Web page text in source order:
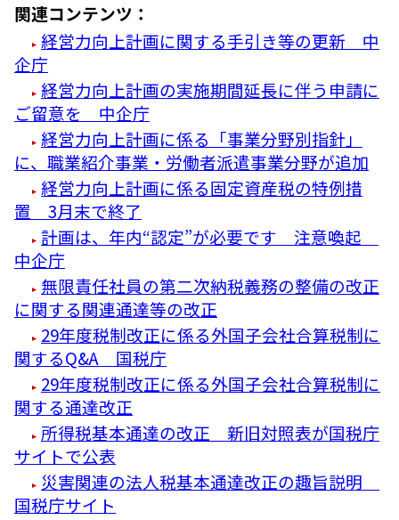
関連コンテンツ：
経営力向上計画に関する手引き等の更新 中
企庁
経営力向上計画の実施期間延長に伴う申請に
ご留意を 中企庁
経営力向上計画に係る「事業分野別指針」
に、職業紹介事業・労働者派遣事業分野が追加
経営力向上計画に係る固定資産税の特例措
置 3月末で終了
計画は、年内“認定”が必要です 注意喚起
中企庁
無限責任社員の第二次納税義務の整備の改正
に関する関連通達等の改正
29年度税制改正に係る外国子会社合算税制に
関するQ&A 国税庁
29年度税制改正に係る外国子会社合算税制に
関する通達改正
所得税基本通達の改正 新旧対照表が国税庁
サイトで公表
災害関連の法人税基本通達改正の趣旨説明
国税庁サイト